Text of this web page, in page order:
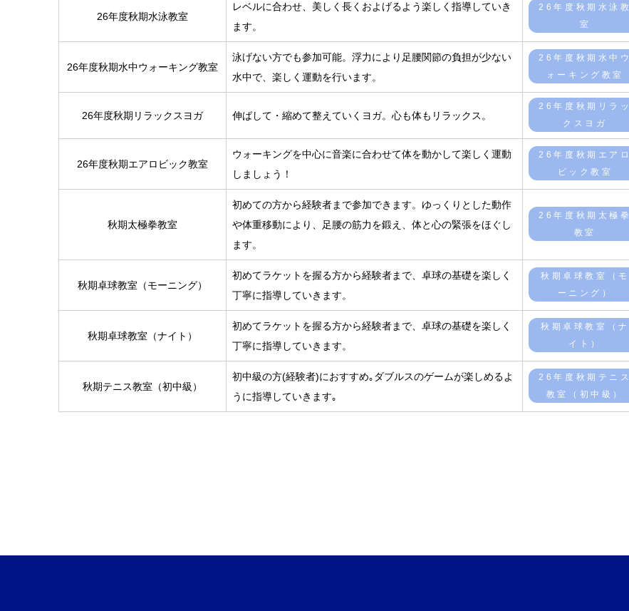
26年度秋期水泳教室
レベルに合わせ、美しく長くおよげるよう楽しく指導していき
ます。
26年度秋期水泳教
室
26年度秋期水中ウォーキング教室
泳げない方でも参加可能。浮力により足腰関節の負担が少ない
水中で、楽しく運動を行います。
26年度秋期水中ウ
ォーキング教室
26年度秋期リラックスヨガ 伸ばして・縮めて整えていくヨガ。心も体もリラックス。
26年度秋期リラッ
クスヨガ
26年度秋期エアロビック教室
ウォーキングを中心に音楽に合わせて体を動かして楽しく運動
しましょう！
26年度秋期エアロ
ビック教室
秋期太極拳教室
初めての方から経験者まで参加できます。ゆっくりとした動作
や体重移動により、足腰の筋力を鍛え、体と心の緊張をほぐし
ます。
26年度秋期太極拳
教室
秋期卓球教室（モーニング）
初めてラケットを握る方から経験者まで、卓球の基礎を楽しく
丁寧に指導していきます。
秋期卓球教室（モ
ーニング）
秋期卓球教室（ナイト）
初めてラケットを握る方から経験者まで、卓球の基礎を楽しく
丁寧に指導していきます。
秋期卓球教室（ナ
イト）
秋期テニス教室（初中級）
初中級の方(経験者)におすすめ｡ダブルスのゲームが楽しめるよ
うに指導していきます｡
26年度秋期テニス
教室（初中級）